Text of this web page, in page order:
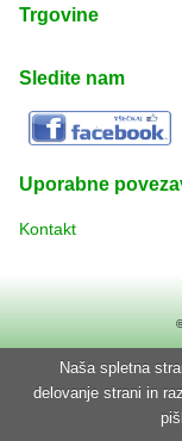
Trgovine
Sledite nam
Uporabne
Kontakt
Naša spletna
delovanje strani in